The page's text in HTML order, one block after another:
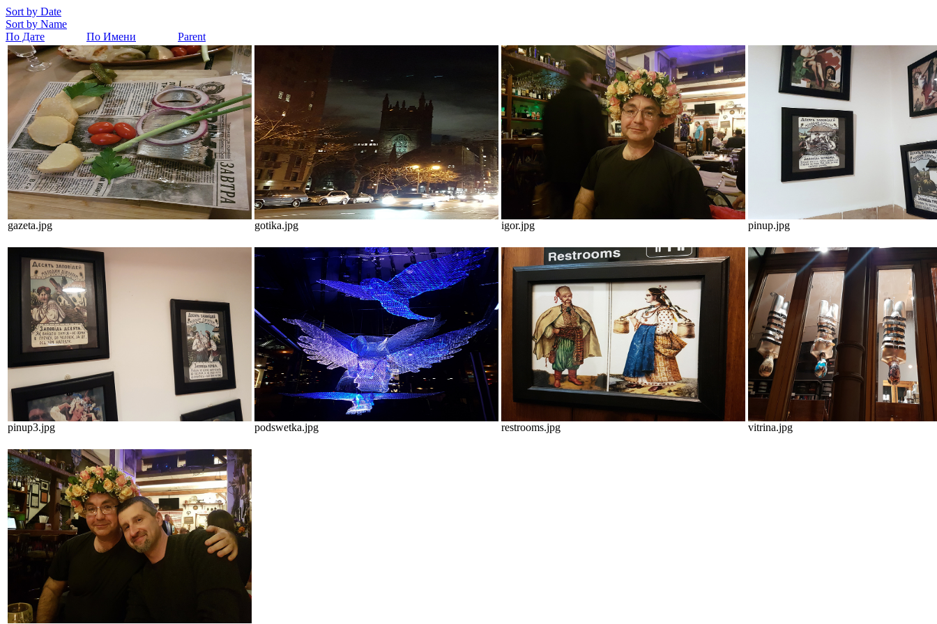
Sort by Date
Sort by Name
По Дате
По Имени Parent
gazeta.jpg gotika.jpg igor.jpg pinup.jpg
pinup3.jpg podswetka.jpg restrooms.jpg vitrina.jpg